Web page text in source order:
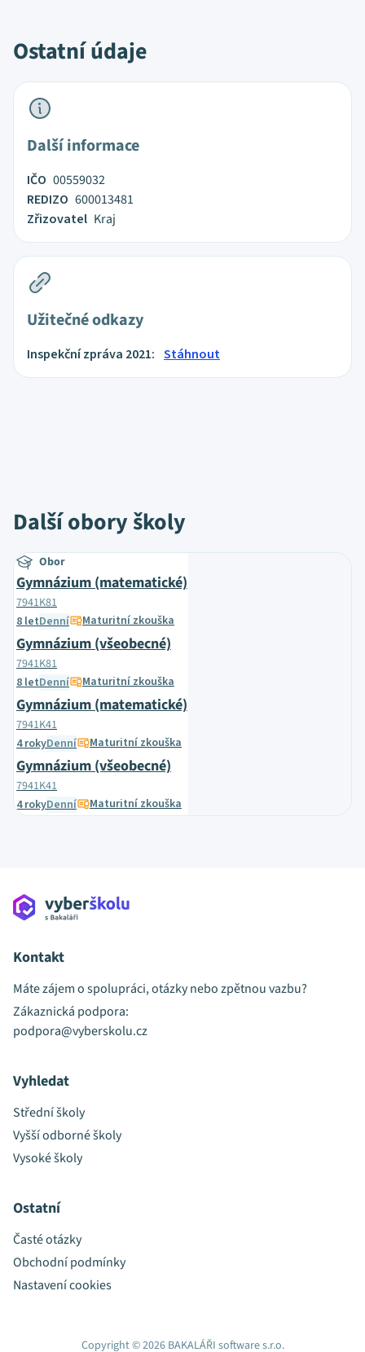
Ostatní údaje
Další informace
IČO 00559032
REDIZO 600013481
Zřizovatel Kraj
Užitečné odkazy
Inspekční zpráva 2021: Stáhnout
Další obory školy
Obor
Gymnázium (matematické)
7941K81
8 letDenní Maturitní zkouška
Gymnázium (všeobecné)
7941K81
8 letDenní Maturitní zkouška
Gymnázium (matematické)
7941K41
4 rokyDenní Maturitní zkouška
Gymnázium (všeobecné)
7941K41
4 rokyDenní Maturitní zkouška
Kontakt
Máte zájem o spolupráci, otázky nebo zpětnou vazbu?
Zákaznická podpora:
podpora@vyberskolu.cz
Vyhledat
Střední školy
Vyšší odborné školy
Vysoké školy
Ostatní
Časté otázky
Obchodní podmínky
Nastavení cookies
Copyright © 2026 BAKALÁŘI software s.r.o.